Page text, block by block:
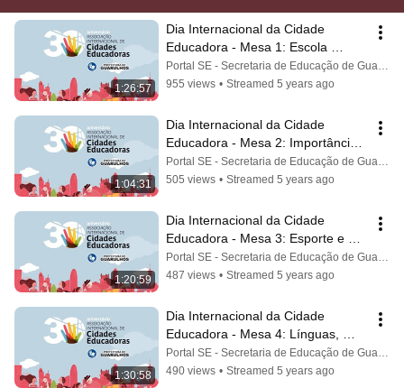
1:26:57
Dia Internacional da Cidade
Educadora - Mesa 1: Escola
Democrática
Portal SE - Secretaria de Educação de Guarulhos
955 views • Streamed 5 years ago
1:04:31
Dia Internacional da Cidade
Educadora - Mesa 2: Importância
da Intersetorialidade
Portal SE - Secretaria de Educação de Guarulhos
505 views • Streamed 5 years ago
1:20:59
Dia Internacional da Cidade
Educadora - Mesa 3: Esporte e
comunidade
Portal SE - Secretaria de Educação de Guarulhos
487 views • Streamed 5 years ago
1:30:58
Dia Internacional da Cidade
Educadora - Mesa 4: Línguas,
artes e comunidade
Portal SE - Secretaria de Educação de Guarulhos
490 views • Streamed 5 years ago